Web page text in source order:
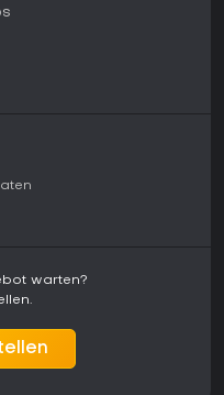
Teamwork entscheiden,
Rollen
greifen zu Custom-
lohnt es sich für alle,
warten?